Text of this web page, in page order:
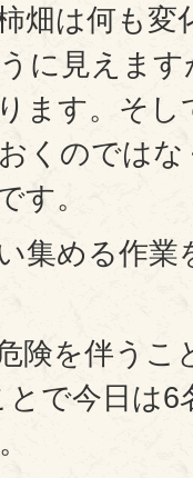
畑は何も変
に見えま
ます。そ
くのでは
す。
集める作業
険を伴うこ
で今日は6